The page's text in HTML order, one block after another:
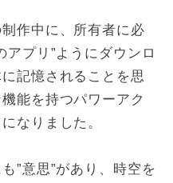
作中に、所有者に必
アプリ”ようにダウンロ
記憶されることを思
能を持つパワーアク
なりました。
”意思”があり、時空を